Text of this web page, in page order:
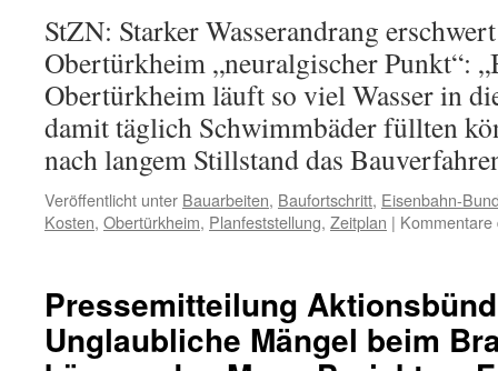
StZN: Starker Wasserandrang
Obertürkheim „neuralgischer Punkt“:
Obertürkheim läuft so viel Wasser in
damit täglich Schwimmbäder füllten
nach langem Stillstand das
Veröffentlicht unter Bauarbeiten, Baufortschritt, Eisenbahn-
Kosten, Obertürkheim, Planfeststellung, Zeitplan | Kommentare
Pressemitteilung
Unglaubliche Mängel beim